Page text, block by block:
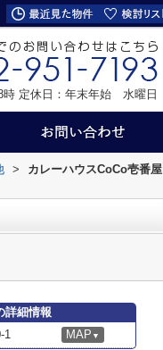
時 定休日：年末年始 水曜日
>
カレーハウスCoCo壱番屋
詳細情報
1 MAP ▼